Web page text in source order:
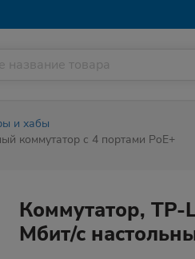
и хабы
коммутатор с 4 портами PoE+
Коммутатор, TP-
Мбит/с